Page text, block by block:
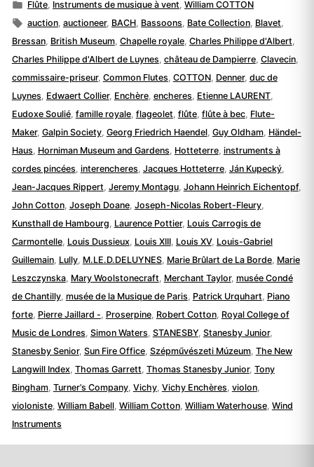
par
Publié
dans
Flûte Instruments de musique à vent ,William COTTON
Étiquettes :
auction ,auctioneer, BACH Bassoons Bate Collection Blavet
Bressan, British Museum, Chapelle royale, Charles Philippe d'Albert
Charles Philippe d'Albert de Luynes château de Dampierre, Clavecin,
commissaire-priseur, Common Flutes COTTON, Denner, duc de
Luynes Edwaert Collier, Enchère, encheres Etienne LAURENT,
Eudoxe Soulié, famille royale, flageolet flûte, flûte à bec, Flute-
Maker, Galpin Society, Georg Friedrich Haendel, Guy Oldham, Händel-
Haus Horniman Museum and Gardens Hotteterre, instruments à
cordes pincées interencheres Jacques Hotteterre, Ján Kupecký,
Jean-Jacques Rippert Jeremy Montagu, Johann Heinrich Eichentopf,
John Cotton, Joseph Doane, Joseph-Nicolas Robert-Fleury,
Kunsthall de Hambourg Laurence Pottier, Louis Carrogis de
Carmontelle, Louis Dussieux, Louis XIII, Louis XV, Louis-Gabriel
Guillemain, Lully, M.LE.D.DELUYNES, Marie Brûlart de La Borde, Marie
Leszczynska, Mary Woolstonecraft Merchant Taylor, musée Condé
de Chantilly, musée de la Musique de Paris Patrick Urquhart Piano
forte, Pierre Jaillard - Proserpine, Robert Cotton, Royal College of
Music de Londres Simon Waters STANESBY, Stanesby Junior,
Stanesby Senior, Sun Fire Office, Szépművészeti Múzeum, The New
Langwill Index, Thomas Garrett Thomas Stanesby Junior, Tony
Bingham, Turner’s Company, Vichy, Vichy Enchères violon,
violoniste, William Babell, William Cotton, William Waterhouse, Wind
Instruments